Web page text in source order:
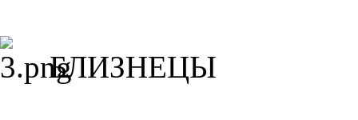
БЛИЗНЕЦЫ